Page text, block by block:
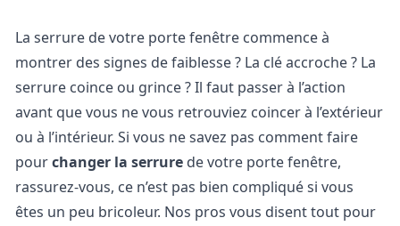
La serrure de votre porte fenêtre commence à
montrer des signes de faiblesse ? La clé accroche ? La
serrure coince ou grince ? Il faut passer à l’action
avant que vous ne vous retrouviez coincer à l’extérieur
ou à l’intérieur. Si vous ne savez pas comment faire
pourchanger la serrure de votre porte fenêtre,
rassurez-vous, ce n’est pas bien compliqué si vous
êtes un peu bricoleur. Nos pros vous disent tout pour